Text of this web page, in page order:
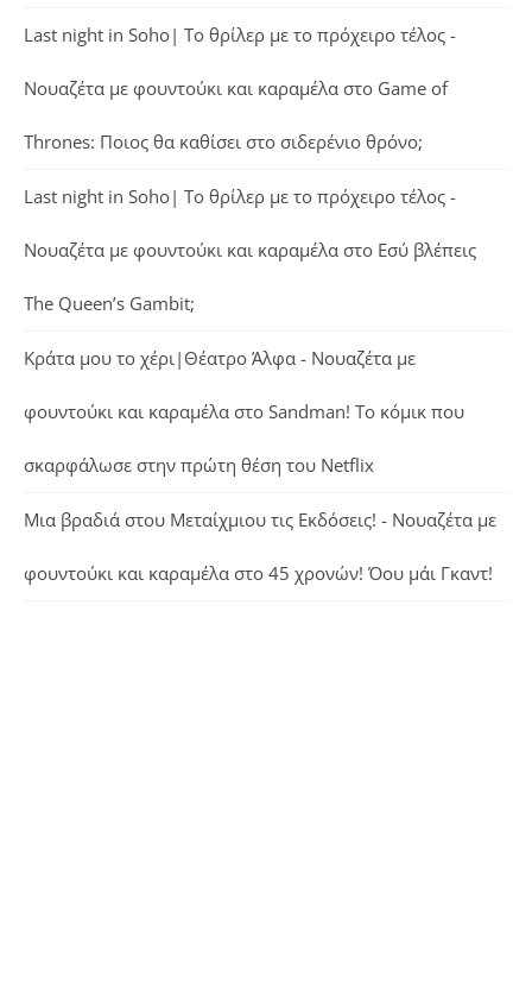
Last night in Soho| Το θρίλερ με το πρόχειρο τέλος -
Νουαζέτα με φουντούκι και καραμέλα στο Game of
Thrones: Ποιος θα καθίσει στο σιδερένιο θρόνο;
Last night in Soho| Το θρίλερ με το πρόχειρο τέλος -
Νουαζέτα με φουντούκι και καραμέλα στο Εσύ βλέπεις
The Queen’s Gambit;
Κράτα μου το χέρι|Θέατρο Άλφα - Νουαζέτα με
φουντούκι και καραμέλα στο Sandman! Το κόμικ που
σκαρφάλωσε στην πρώτη θέση του Netflix
Μια βραδιά στου Μεταίχμιου τις Εκδόσεις! - Νουαζέτα με
φουντούκι και καραμέλα στο 45 χρονών! Όου μάι Γκαντ!